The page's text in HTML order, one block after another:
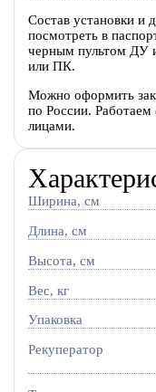
Состав установки и
посмотреть в
черным пультом ДУ
или ПК.
Можно оформить
по России.
лицами.
Ширина, см
Длина, см
Высота, см
Вес, кг
Упаковка
Рекуператор